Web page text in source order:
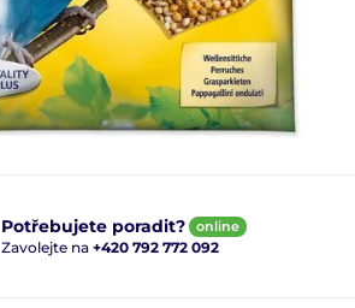
Potřebujete poradit? online
Zavolejte na +420 792 772 092